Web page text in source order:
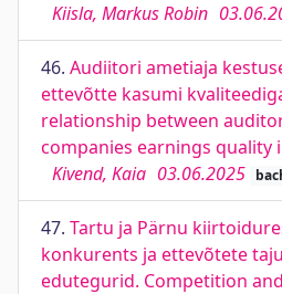
Kiisla, Markus Robin
46. Audiitori ametiaja
ettevõtte kasumi
relationship between
companies earnings quality
Kivend, Kaia 03.06.2025
47. Tartu ja Pärnu
konkurents ja ettevõtete
edutegurid. Competition